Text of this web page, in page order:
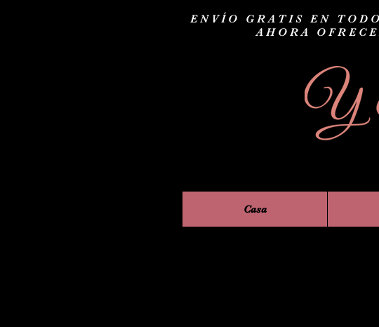
ENVÍO GRATIS EN
AHORA
Casa